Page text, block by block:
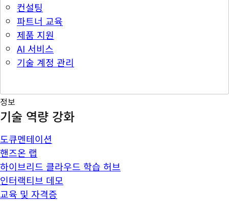
컨설팅
파트너 교육
제품 지원
AI 서비스
기술 계정 관리
정보
기술 역량 강화
도큐멘테이션
핸즈온 랩
하이브리드 클라우드 학습 허브
인터랙티브 데모
교육 및 자격증